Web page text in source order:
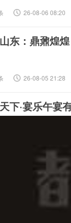
26-08-06 08:20
东：鼎鼐煌
26-08-05 21:28
下·宴乐午宴